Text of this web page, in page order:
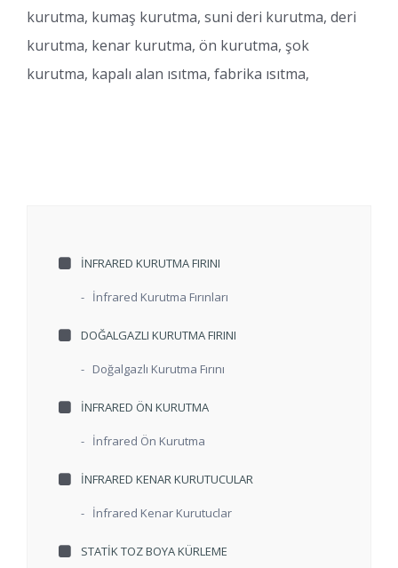
kurutma, kumaş kurutma, suni deri kurutma, deri
kurutma, kenar kurutma, ön kurutma, şok
kurutma, kapalı alan ısıtma, fabrika ısıtma,
İNFRARED KURUTMA FIRINI
- İnfrared Kurutma Fırınları
DOĞALGAZLI KURUTMA FIRINI
- Doğalgazlı Kurutma Fırını
İNFRARED ÖN KURUTMA
- İnfrared Ön Kurutma
İNFRARED KENAR KURUTUCULAR
- İnfrared Kenar Kurutuclar
STATIK TOZ BOYA KÜRLEME